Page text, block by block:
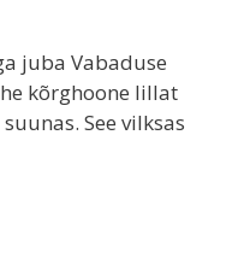
juba Vabaduse
kõrghoone lillat
See vilksas